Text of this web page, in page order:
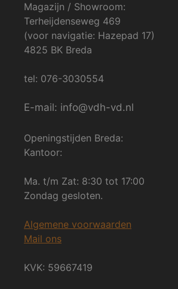
Magazijn / Showroom:
Terheijdenseweg 469
(voor navigatie: Hazepad 17)
4825 BK Breda
tel: 076-3030554
E-mail: info@vdh-vd.nl
Openingstijden Breda:
Kantoor:
Ma. t/m Zat: 8:30 tot 17:00
Zondag gesloten.
Algemene voorwaarden
Mail ons
KVK: 59667419